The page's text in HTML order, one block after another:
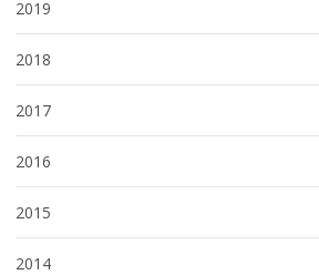
2019
2018
2017
2016
2015
2014